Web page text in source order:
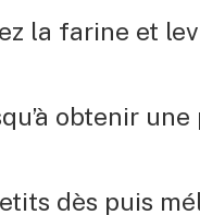
la farine et
obtenir
dès puis